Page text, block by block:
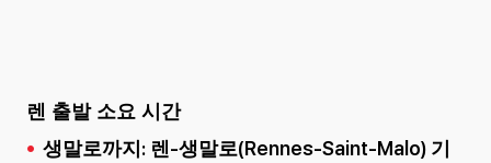
렌 출발 소요 시간
생말로까지: 렌-생말로(Rennes-Saint-Malo) 기